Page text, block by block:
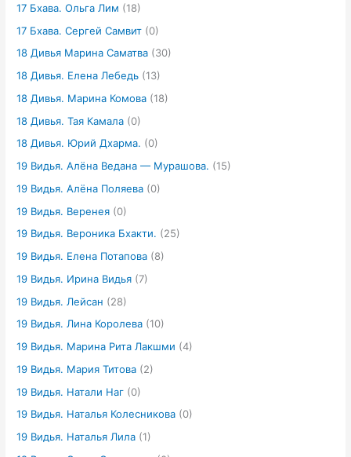
17 Бхава. Ольга Лим (18)
17 Бхава. Сергей Самвит (0)
18 Дивья Марина Саматва (30)
18 Дивья. Елена Лебедь (13)
18 Дивья. Марина Комова (18)
18 Дивья. Тая Камала (0)
18 Дивья. Юрий Дхарма. (0)
19 Видья. Алёна Ведана — Мурашова. (15)
19 Видья. Алёна Поляева (0)
19 Видья. Веренея (0)
19 Видья. Вероника Бхакти. (25)
19 Видья. Елена Потапова (8)
19 Видья. Ирина Видья (7)
19 Видья. Лейсан (28)
19 Видья. Лина Королева (10)
19 Видья. Марина Рита Лакшми (4)
19 Видья. Мария Титова (2)
19 Видья. Натали Наг (0)
19 Видья. Наталья Колесникова (0)
19 Видья. Наталья Лила (1)